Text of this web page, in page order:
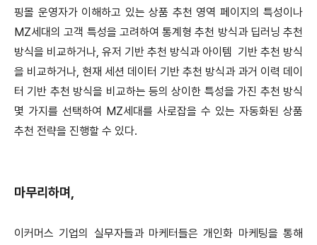
핑몰 운영자가 이해하고 있는 상품 추천 영역 페이지의 특성이나
MZ세대의 고객 특성을 고려하여 통계형 추천 방식과 딥러닝 추천
방식을 비교하거나, 유저 기반 추천 방식과 아이템 기반 추천 방식
을 비교하거나, 현재 세션 데이터 기반 추천 방식과 과거 이력 데이
터 기반 추천 방식을 비교하는 등의 상이한 특성을 가진 추천 방식
몇 가지를 선택하여 MZ세대를 사로잡을 수 있는 자동화된 상품
추천 전략을 진행할 수 있다.
마무리하며,
이커머스 기업의 실무자들과 마케터들은 개인화 마케팅을 통해